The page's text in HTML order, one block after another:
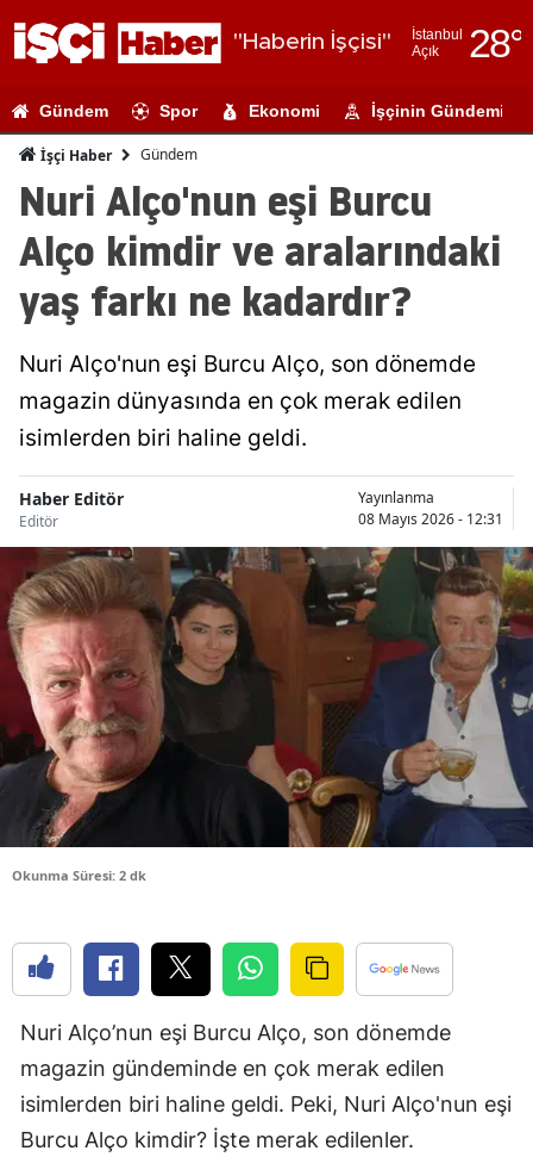
"Haberin İşçisi"
İstanbul
Açık
28°
Adıyaman
Amasya
Antalya
Artvin
Balıkesir
Bilecik
Bingöl
Bitlis
Bolu
Burdur
Bursa
Çanakkale
Çorum
Denizli
Diyarbakır
Edirne
Gündem Spor Ekonomi İşçinin Gündemi
İşçi Haber Gündem
Nuri Alço'nun eşi Burcu
Alço kimdir ve aralarındaki
yaş farkı ne kadardır?
Nuri Alço'nun eşi Burcu Alço, son dönemde
magazin dünyasında en çok merak edilen
isimlerden biri haline geldi.
Haber Editör
Editör
Yayınlanma
08 Mayıs 2026 - 12:31
Okunma Süresi: 2 dk
Nuri Alço’nun eşi Burcu Alço, son dönemde
magazin gündeminde en çok merak edilen
isimlerden biri haline geldi. Peki, Nuri Alço'nun eşi
Burcu Alço kimdir? İşte merak edilenler.